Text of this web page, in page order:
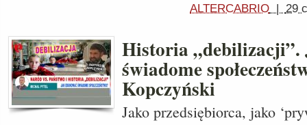
ALTERCABRIO | 29
Historia „debilizacji”.
świadome
Kopczyński
Jako przedsiębiorca, jako